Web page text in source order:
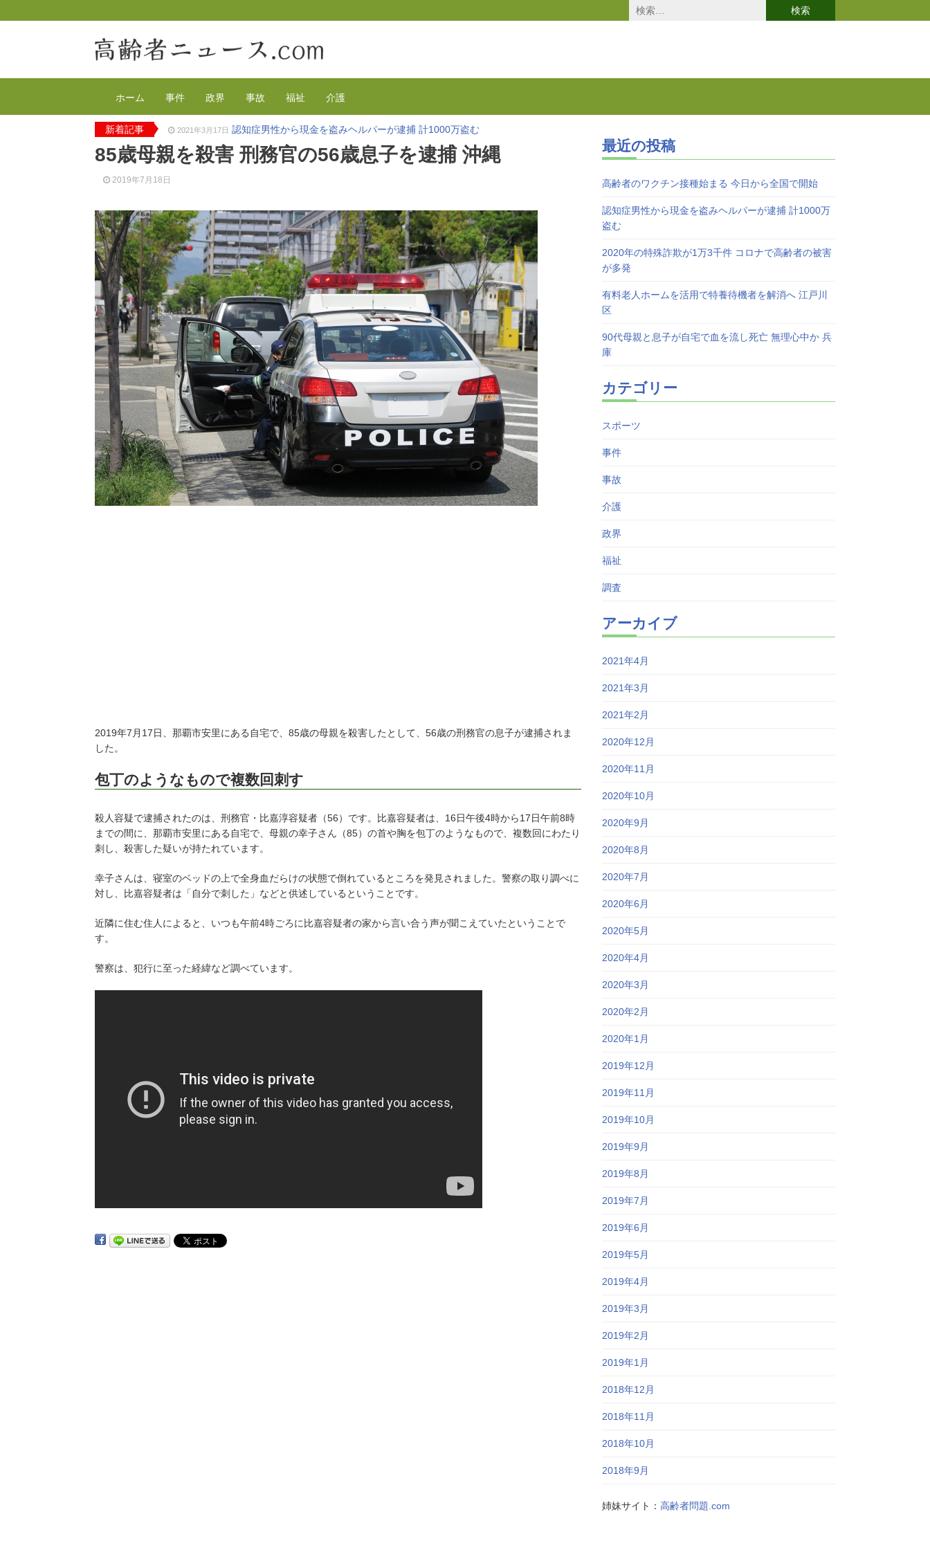
検
索:
ホーム 事件 政界 事故 福祉 介護
新着記事 2021年3月17日 認知症男性から現金を盗みヘルパーが逮捕 計1000万盗む
2021年2月4日 2020年の特殊詐欺が1万3千件 コロナで高齢者の被害が多発
2020年12月14日 有料老人ホームを活用で特養待機者を解消へ 江戸川区
2021年4月12日 高齢者のワクチン接種始まる 今日から全国で開始
85歳母親を殺害 刑務官の56歳息子を逮捕 沖縄
2019年7月18日
2019年7月17日、那覇市安里にある自宅で、85歳の母親を殺害したとして、56歳の刑務官の息子が逮捕されま
した。
包丁のようなもので複数回刺す
殺人容疑で逮捕されたのは、刑務官・比嘉淳容疑者（56）です。比嘉容疑者は、16日午後4時から17日午前8時
までの間に、那覇市安里にある自宅で、母親の幸子さん（85）の首や胸を包丁のようなもので、複数回にわたり
刺し、殺害した疑いが持たれています。
幸子さんは、寝室のベッドの上で全身血だらけの状態で倒れているところを発見されました。警察の取り調べに
対し、比嘉容疑者は「自分で刺した」などと供述しているということです。
近隣に住む住人によると、いつも午前4時ごろに比嘉容疑者の家から言い合う声が聞こえていたということで
す。
警察は、犯行に至った経緯など調べています。
最近の投稿
高齢者のワクチン接種始まる 今日から全国で開始
認知症男性から現金を盗みヘルパーが逮捕 計1000万
盗む
2020年の特殊詐欺が1万3千件 コロナで高齢者の被害
が多発
有料老人ホームを活用で特養待機者を解消へ 江戸川
区
90代母親と息子が自宅で血を流し死亡 無理心中か 兵
庫
カテゴリー
スポーツ
事件
事故
介護
政界
福祉
調査
アーカイブ
2021年4月
2021年3月
2021年2月
2020年12月
2020年11月
2020年10月
2020年9月
2020年8月
2020年7月
2020年6月
2020年5月
2020年4月
2020年3月
2020年2月
2020年1月
2019年12月
2019年11月
2019年10月
2019年9月
2019年8月
2019年7月
2019年6月
2019年5月
2019年4月
2019年3月
2019年2月
2019年1月
2018年12月
2018年11月
2018年10月
2018年9月
姉妹サイト：高齢者問題.com